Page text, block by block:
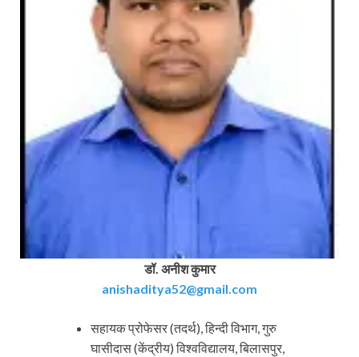
डॉ. अनीश कुमार
anishaditya52@gmail.com
सहायक प्रोफेसर (तदर्थ), हिन्दी विभाग, गुरु
घासीदास (केंद्रीय) विश्वविद्यालय, बिलासपुर,